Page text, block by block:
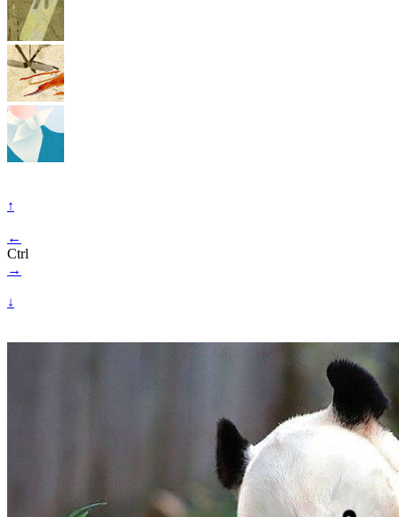
↑
←
Ctrl
→
↓